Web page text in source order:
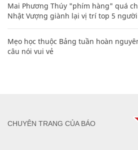
Mai Phương Thúy "phím hàng" quá
Nhật Vượng giành lại vị trí top 5
Mẹo học thuộc Bảng tuần hoàn
câu nói vui vẻ
CHUYÊN TRANG CỦA BÁO